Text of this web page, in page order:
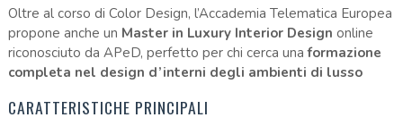
Oltre al corso di Color Design, l’Accademia Telematica Europea
propone anche un Master in Luxury Interior Design online
riconosciuto da APeD, perfetto per chi cerca una formazione
completa nel design d’interni degli ambienti di lusso
CARATTERISTICHE PRINCIPALI